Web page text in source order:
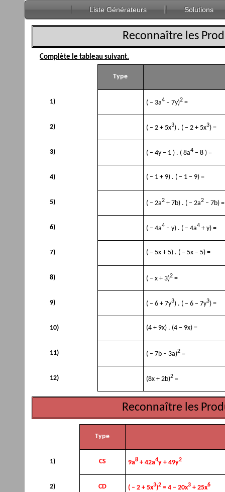
Liste Générateurs Solutions
Reconnaître les
Complète le tableau suivant.
Type
1) ( – 3a4– 7y)2=
2) ( – 2 + 5x3) . ( – 2 + 5x3) =
3) ( – 4y – 1 ) . ( 8a4– 8 ) =
4) ( – 1 + 9) . ( – 1 – 9) =
5) ( – 2a2+ 7b) . ( – 2a2– 7b) =
6) ( – 4a4– y) . ( – 4a4+ y) =
7) ( – 5x + 5) . ( – 5x – 5) =
8) ( – x + 3)2=
9) ( – 6 + 7y3) . ( – 6 – 7y3) =
10) (4 + 9x) . (4 – 9x) =
11) ( – 7b – 3a)2=
12) (8x + 2b)2=
Reconnaître les
Type
1) CS 9a8+ 42a4y + 49y2
2) CD ( – 2 + 5x3)2= 4 – 20x3+ 25x6